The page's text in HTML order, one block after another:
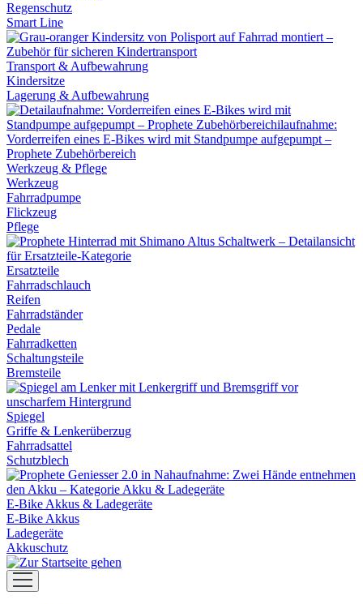
Regenschutz
Smart Line
Transport & Aufbewahrung
Kindersitze
Lagerung & Aufbewahrung
Werkzeug & Pflege
Werkzeug
Fahrradpumpe
Flickzeug
Pflege
Ersatzteile
Fahrradschlauch
Reifen
Fahrradständer
Pedale
Fahrradketten
Schaltungsteile
Bremsteile
Spiegel
Griffe & Lenkerüberzug
Fahrradsattel
Schutzblech
E-Bike Akkus & Ladegeräte
E-Bike Akkus
Ladegeräte
Akkuschutz